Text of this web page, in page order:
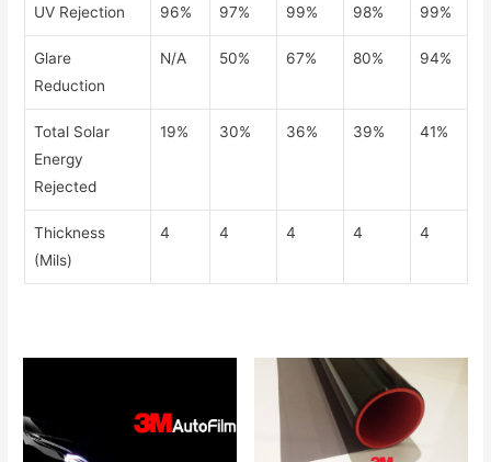
UV Rejection 96% 97% 99% 98% 99%
Glare
Reduction
N/A 50% 67% 80% 94%
Total Solar
Energy
Rejected
19% 30% 36% 39% 41%
Thickness
(Mils)
4 4 4 4 4